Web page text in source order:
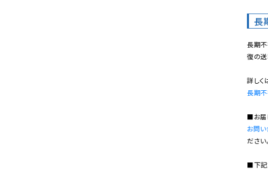
長
長期
復の送
長期
お問い
ださい。
■下記